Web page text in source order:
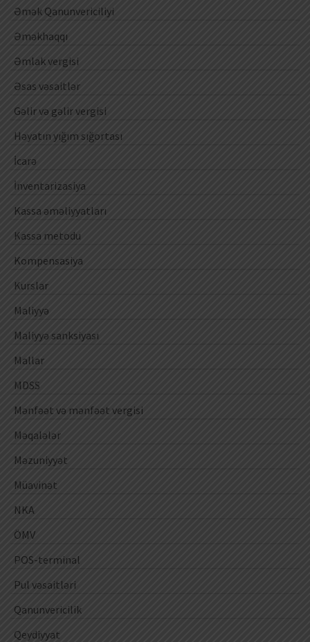
Əmək Qanunvericiliyi
Əməkhaqqı
Əmlak vergisi
Əsas vəsaitlər
Gəlir və gəlir vergisi
Həyatın yığım sığortası
İcarə
İnventarizasiya
Kassa əməliyyatları
Kassa metodu
Kompensasiya
Kurslar
Maliyyə
Maliyyə sanksiyası
Mallar
MDSS
Mənfəət və mənfəət vergisi
Məqalələr
Məzuniyyət
Müavinət
NKA
ÖMV
POS-terminal
Pul vəsaitləri
Qanunvericilik
Qeydiyyat